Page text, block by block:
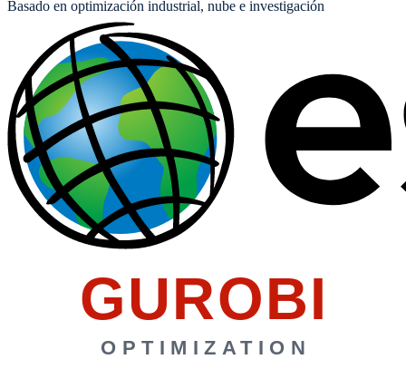
Basado en optimización industrial, nube e investigación